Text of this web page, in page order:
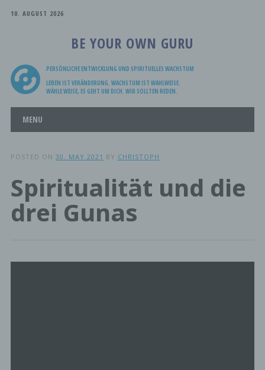
10. AUGUST 2026
BE YOUR OWN GURU
PERSÖNLICHE ENTWICKLUNG UND SPIRITUELLES WACHSTUM
LEBEN IST VERÄNDERUNG. WACHSTUM IST WAHLWEISE.
WÄHLE WEISE, ES GEHT UM DICH. WIR SOLLTEN REDEN.
Main menu
MENU
POSTED ON 30. MAY 2021 BY CHRISTOPH
Spiritualität und die
drei Gunas